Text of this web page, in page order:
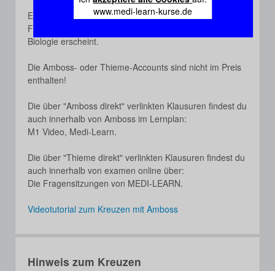
www.medi-learn-kurse.de
Es werden keine Fragen ausgelassen, weil dieselbe
Frage über Amboss in Biochemie und bei Thieme in
Biologie erscheint.
Die Amboss- oder Thieme-Accounts sind nicht im Preis
enthalten!
Die über "Amboss direkt" verlinkten Klausuren findest du
auch innerhalb von Amboss im Lernplan:
M1 Video, Medi-Learn.
Die über "Thieme direkt" verlinkten Klausuren findest du
auch innerhalb von examen online über:
Die Fragensitzungen von MEDI-LEARN.
Videotutorial zum Kreuzen mit Amboss
Hinweis zum Kreuzen